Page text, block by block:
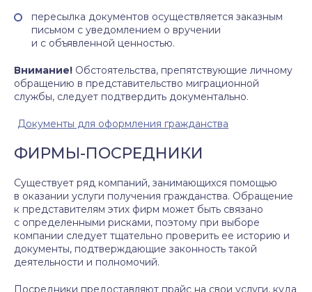
пересылка документов осуществляется заказным
письмом с уведомлением о вручении
и с объявленной ценностью.
Внимание! Обстоятельства, препятствующие личному
обращению в представительство миграционной
службы, следует подтвердить документально.
Документы для оформления гражданства
ФИРМЫ-ПОСРЕДНИКИ
Существует ряд компаний, занимающихся помощью
в оказании услуги получения гражданства. Обращение
к представителям этих фирм может быть связано
с определенными рисками, поэтому при выборе
компании следует тщательно проверить ее историю и
документы, подтверждающие законность такой
деятельности и полномочий.
Посредники предоставляют прайс на свои услуги, куда